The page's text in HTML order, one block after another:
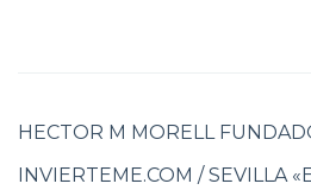
HECTOR M MORELL
INVIERTEME.COM / SEVILLA